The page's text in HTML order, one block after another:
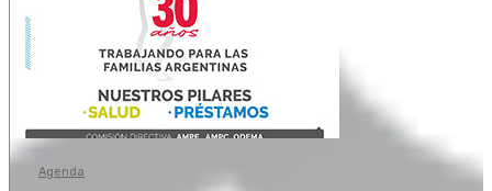
Agenda